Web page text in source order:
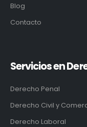
Blog
Contacto
Servicios en
Derecho Penal
Derecho Civil y
Derecho Laboral